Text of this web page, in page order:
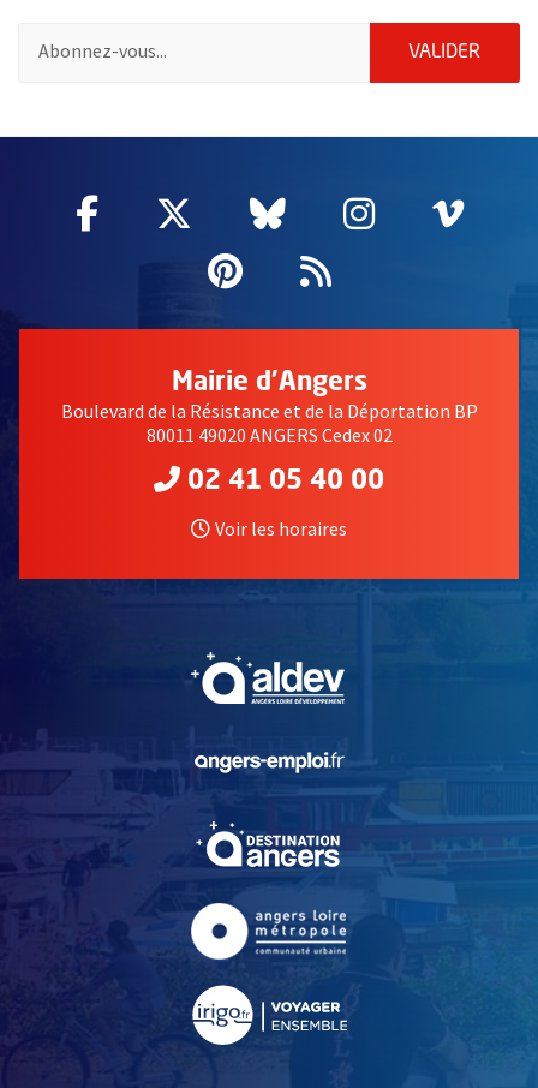
VALIDER
Facebook
, Ouvre une nouvelle fenêtre
Twitter
, Ouvre une nouvelle
Bluesky
, Ouvre une
Instagram
, Ouvre
,
Pinterest
, Ouvre une
Flux RSS
Mairie d'Angers
Boulevard de la Résistance et de la Déportation BP
80011 49020 ANGERS Cedex 02
02 41 05 40 00
Voir les horaires
, Ouvre une nouvelle
, Ouvre une nouvelle